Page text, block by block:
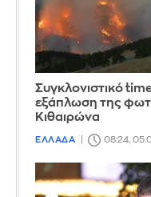
Συγκλονιστικό
εξάπλωση της
Κιθαιρώνα
ΕΛΛΑΔΑ 08:24,